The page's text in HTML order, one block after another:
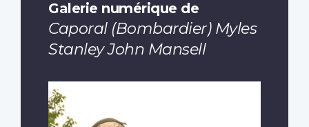
Galerie numérique de
Caporal (Bombardier) Myles
Stanley John Mansell